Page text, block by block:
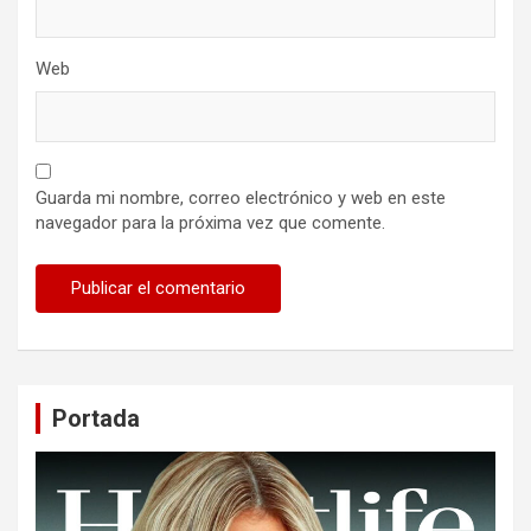
Web
Guarda mi nombre, correo electrónico y web en este
navegador para la próxima vez que comente.
Portada